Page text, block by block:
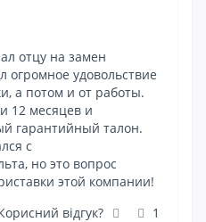
отцу на замен
огромное удовольствие
а потом и от работы.
12 месяцев и
гарантийный талон.
с
но это вопрос
этой компании!
1
відгук?